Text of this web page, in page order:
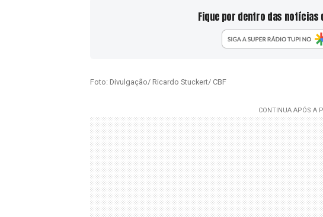
Fique por dentro das notícias
Foto: Divulgação/ Ricardo Stuckert/ CBF